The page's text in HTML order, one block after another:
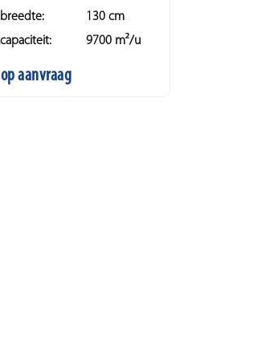
130 cm
9700 m²/u
aanvraag